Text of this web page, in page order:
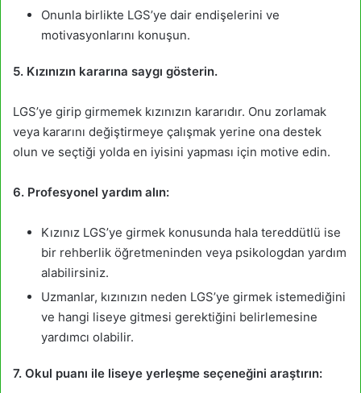
Onunla birlikte LGS’ye dair endişelerini ve
motivasyonlarını konuşun.
5. Kızınızın kararına saygı gösterin.
LGS’ye girip girmemek kızınızın kararıdır. Onu zorlamak
veya kararını değiştirmeye çalışmak yerine ona destek
olun ve seçtiği yolda en iyisini yapması için motive edin.
6. Profesyonel yardım alın:
Kızınız LGS’ye girmek konusunda hala tereddütlü ise
bir rehberlik öğretmeninden veya psikologdan yardım
alabilirsiniz.
Uzmanlar, kızınızın neden LGS’ye girmek istemediğini
ve hangi liseye gitmesi gerektiğini belirlemesine
yardımcı olabilir.
7. Okul puanı ile liseye yerleşme seçeneğini araştırın: